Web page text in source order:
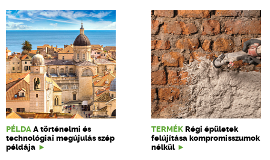
PÉLDA A történelmi és
technológiai megújulás szép
példája
TERMÉK Régi épületek
felújítása kompromisszumok
nélkül